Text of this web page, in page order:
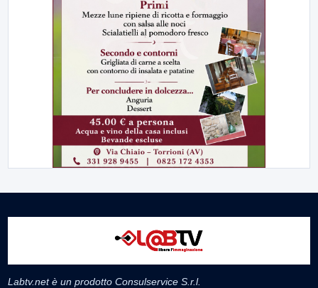
Labtv.net è un prodotto Consulservice S.r.l.